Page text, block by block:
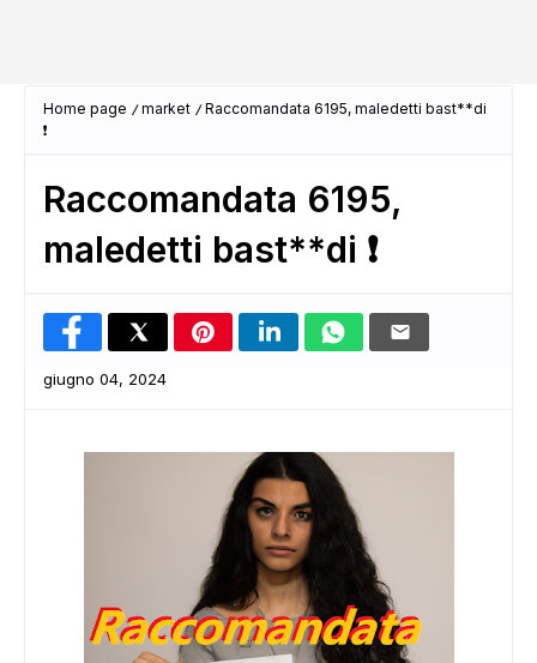
Home page market
Raccomandata 6195, maledetti bast**di
❗
Raccomandata 6195,
maledetti bast**di ❗
giugno 04, 2024